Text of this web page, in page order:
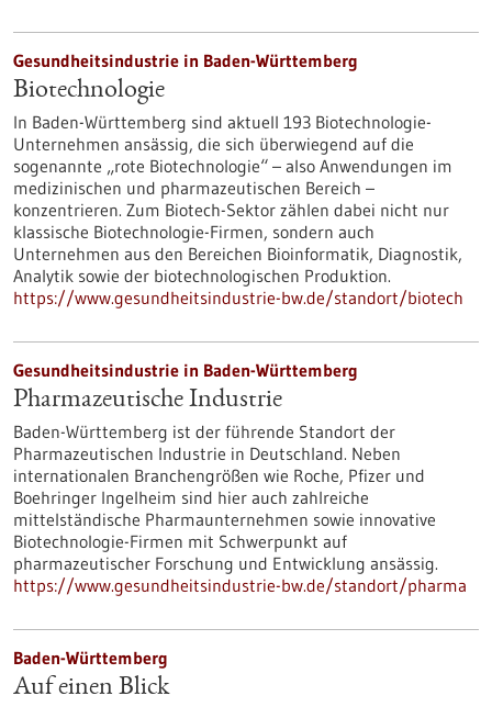
Gesundheitsindustrie in Baden-Württemberg
Biotechnologie
In Baden-Württemberg sind aktuell 193 Biotechnologie-
Unternehmen ansässig, die sich überwiegend auf die
sogenannte „rote Biotechnologie“ – also Anwendungen im
medizinischen und pharmazeutischen Bereich –
konzentrieren. Zum Biotech-Sektor zählen dabei nicht nur
klassische Biotechnologie-Firmen, sondern auch
Unternehmen aus den Bereichen Bioinformatik, Diagnostik,
Analytik sowie der biotechnologischen Produktion.
https://www.gesundheitsindustrie-bw.de/standort/biotech
Gesundheitsindustrie in Baden-Württemberg
Pharmazeutische Industrie
Baden-Württemberg ist der führende Standort der
Pharmazeutischen Industrie in Deutschland. Neben
internationalen Branchengrößen wie Roche, Pfizer und
Boehringer Ingelheim sind hier auch zahlreiche
mittelständische Pharmaunternehmen sowie innovative
Biotechnologie-Firmen mit Schwerpunkt auf
pharmazeutischer Forschung und Entwicklung ansässig.
https://www.gesundheitsindustrie-bw.de/standort/pharma
Baden-Württemberg
Auf einen Blick